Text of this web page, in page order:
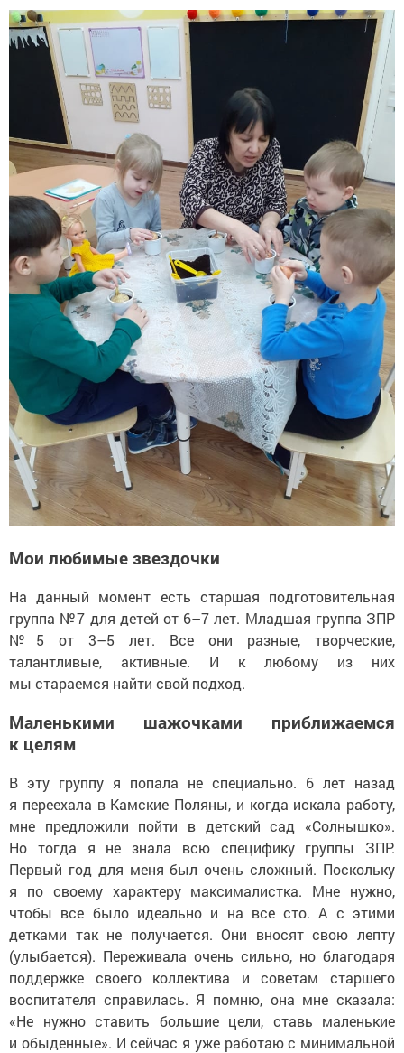
Мои любимые звездочки
На данный момент есть старшая подготовительная
группа №7 для детей от 6–7 лет. Младшая группа ЗПР
№5 от 3–5 лет. Все они разные, творческие,
талантливые, активные. И к любому из них
мы стараемся найти свой подход.
Маленькими шажочками приближаемся
к целям
В эту группу я попала не специально. 6 лет назад
я переехала в Камские Поляны, и когда искала работу,
мне предложили пойти в детский сад «Солнышко».
Но тогда я не знала всю специфику группы ЗПР.
Первый год для меня был очень сложный. Поскольку
я по своему характеру максималистка. Мне нужно,
чтобы все было идеально и на все сто. А с этими
детками так не получается. Они вносят свою лепту
(улыбается). Переживала очень сильно, но благодаря
поддержке своего коллектива и советам старшего
воспитателя справилась. Я помню, она мне сказала:
«Не нужно ставить большие цели, ставь маленькие
и обыденные». И сейчас я уже работаю с минимальной